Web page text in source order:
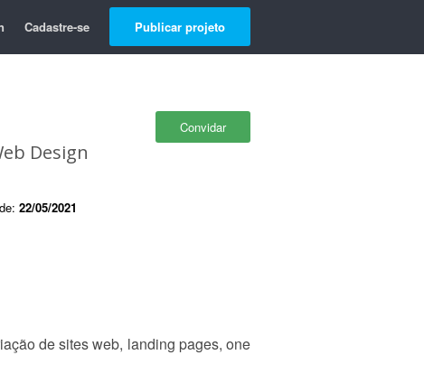
Cadastre-se Publicar projeto
Convidar
Design
22/05/2021
de sites web, landing pages, one